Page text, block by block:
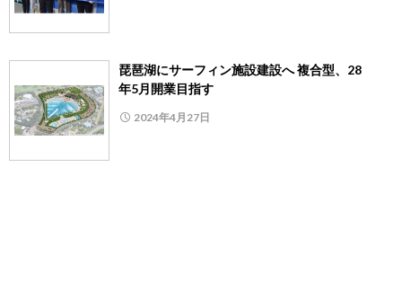
琵琶湖にサーフィン施設建設へ 複合型、28
年5月開業目指す
2024年4月27日